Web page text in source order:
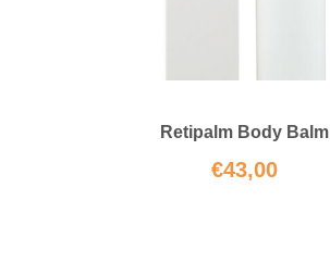
Retipalm Body Balm
€43,00